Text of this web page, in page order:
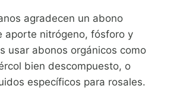
agradecen un abono
aporte nitrógeno, fósforo y
usar abonos orgánicos como
bien descompuesto, o
específicos para rosales.